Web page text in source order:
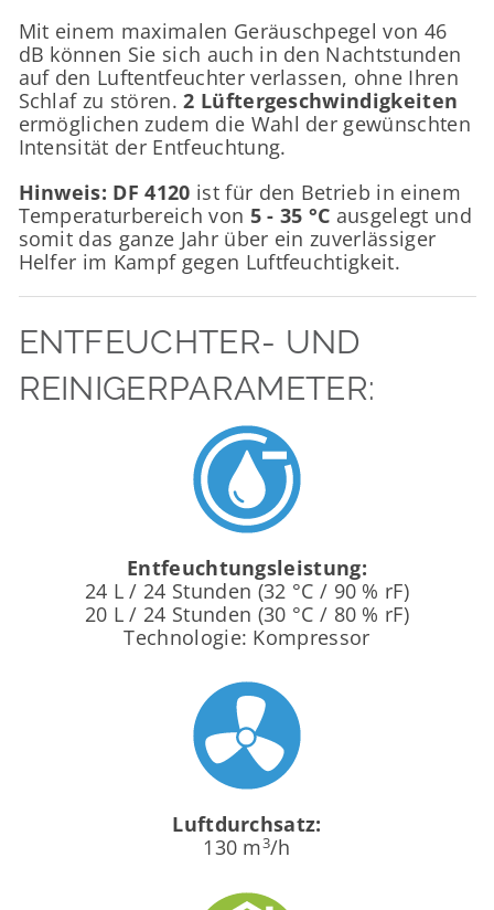
Mit einem maximalen Geräuschpegel von 46
dB können Sie sich auch in den Nachtstunden
auf den Luftentfeuchter verlassen, ohne Ihren
Schlaf zu stören.2 Lüftergeschwindigkeiten
ermöglichen zudem die Wahl der gewünschten
Intensität der Entfeuchtung.
Hinweis: DF 4120 ist für den Betrieb in einem
Temperaturbereich von 5 - 35 °C ausgelegt und
somit das ganze Jahr über ein zuverlässiger
Helfer im Kampf gegen Luftfeuchtigkeit.
ENTFEUCHTER- UND
REINIGERPARAMETER:
Entfeuchtungsleistung:
24 L / 24 Stunden (32 °C / 90 % rF)
20 L / 24 Stunden (30 °C / 80 % rF)
Technologie: Kompressor
Luftdurchsatz:
130 m3/h